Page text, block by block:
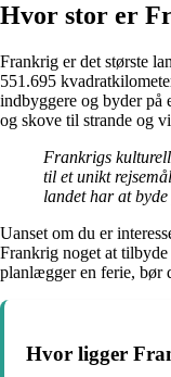
Hvor stor er
Frankrig er det største
551.695
indbyggere og byder på
og skove til strande og
Frankrigs
til et unikt
landet har at byde
Uanset om du er
Frankrig noget at tilbyde
planlægger en ferie, bør
Hvor ligger